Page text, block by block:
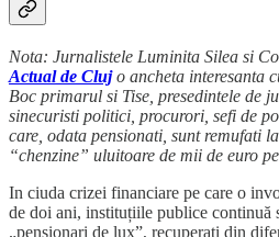
Nota: Jurnalistele Luminita Silea si
Actual de Clujo ancheta interesanta
Boc primarul si Tise, presedintele de
sinecuristi politici, procurori, sefi de
care, odata pensionati, sunt remufati
“chenzine” uluitoare de mii de euro
In ciuda crizei financiare pe care o
de doi ani, instituțiile publice continuă
„pensionari de lux”, recuperați din